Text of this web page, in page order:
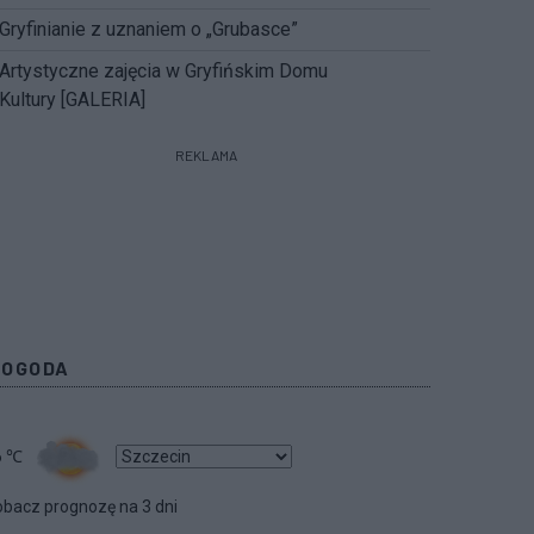
Gryfinianie z uznaniem o „Grubasce”
Artystyczne zajęcia w Gryfińskim Domu
Kultury [GALERIA]
REKLAMA
℃
prognozę na 3 dni